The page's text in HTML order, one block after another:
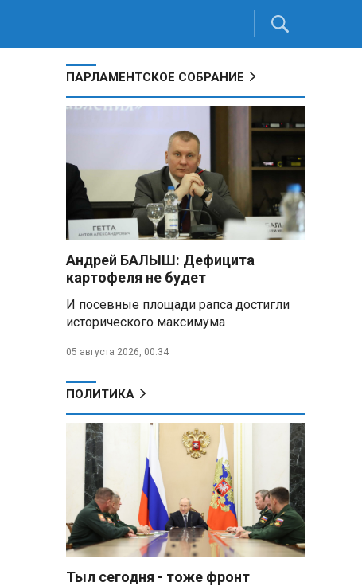
ПАРЛАМЕНТСКОЕ СОБРАНИЕ
Андрей БАЛЫШ: Дефицита
картофеля не будет
И посевные площади рапса достигли
исторического максимума
05 августа 2026, 00:34
ПОЛИТИКА
Тыл сегодня - тоже фронт